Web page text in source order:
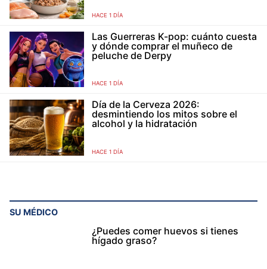
HACE 1 DÍA
Las Guerreras K-pop: cuánto cuesta
y dónde comprar el muñeco de
peluche de Derpy
HACE 1 DÍA
Día de la Cerveza 2026:
desmintiendo los mitos sobre el
alcohol y la hidratación
HACE 1 DÍA
SU MÉDICO
¿Puedes comer huevos si tienes
hígado graso?